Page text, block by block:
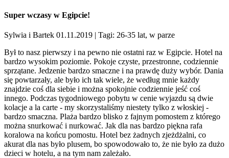
Super wczasy w Egipcie!
Sylwia i Bartek 01.11.2019 | Tagi: 26-35 lat, w parze
Był to nasz pierwszy i na pewno nie ostatni raz w Egipcie. Hotel na
bardzo wysokim poziomie. Pokoje czyste, przestronne, codziennie
sprzątane. Jedzenie bardzo smaczne i na prawdę duży wybór. Dania
się powtarzały, ale było ich tak wiele, że według mnie każdy
znajdzie coś dla siebie i można spokojnie codziennie jeść coś
innego. Podczas tygodniowego pobytu w cenie wyjazdu są dwie
kolacje a la carte - my skorzystaliśmy niestety tylko z włoskiej -
bardzo smaczna. Plaża bardzo blisko z fajnym pomostem z którego
można snurkować i nurkować. Jak dla nas bardzo piękna rafa
koralowa na końcu pomostu. Hotel bez żadnych zjeżdżalni, co
akurat dla nas było plusem, bo spowodowało to, że nie było za dużo
dzieci w hotelu, a na tym nam zależało.